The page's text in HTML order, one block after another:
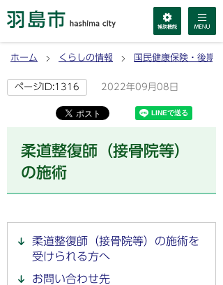
ホーム くらしの情報 国民健康保険・後期
ページID:1316 2022年09月08日
柔道整復師（接骨院等）
の施術
柔道整復師（接骨院等）の施術を
受けられる方へ
お問い合わせ先